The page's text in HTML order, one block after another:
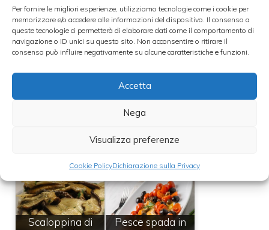
Per fornire le migliori esperienze, utilizziamo tecnologie come i cookie per
memorizzare e/o accedere alle informazioni del dispositivo. Il consenso a
queste tecnologie ci permetterà di elaborare dati come il comportamento di
navigazione o ID unici su questo sito. Non acconsentire o ritirare il
consenso può influire negativamente su alcune caratteristiche e funzioni.
Accetta
Nega
Visualizza preferenze
Cookie PolicyDichiarazione sulla Privacy
Coprire con la panna acida a cuocere
in forno per 30/40 minuti.
Leggi anche:
purè di piselli e
Scaloppina di
Pesce spada in